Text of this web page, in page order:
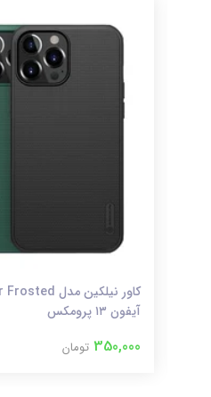
آیفون ۱۳ پرومکس
350,000 تومان